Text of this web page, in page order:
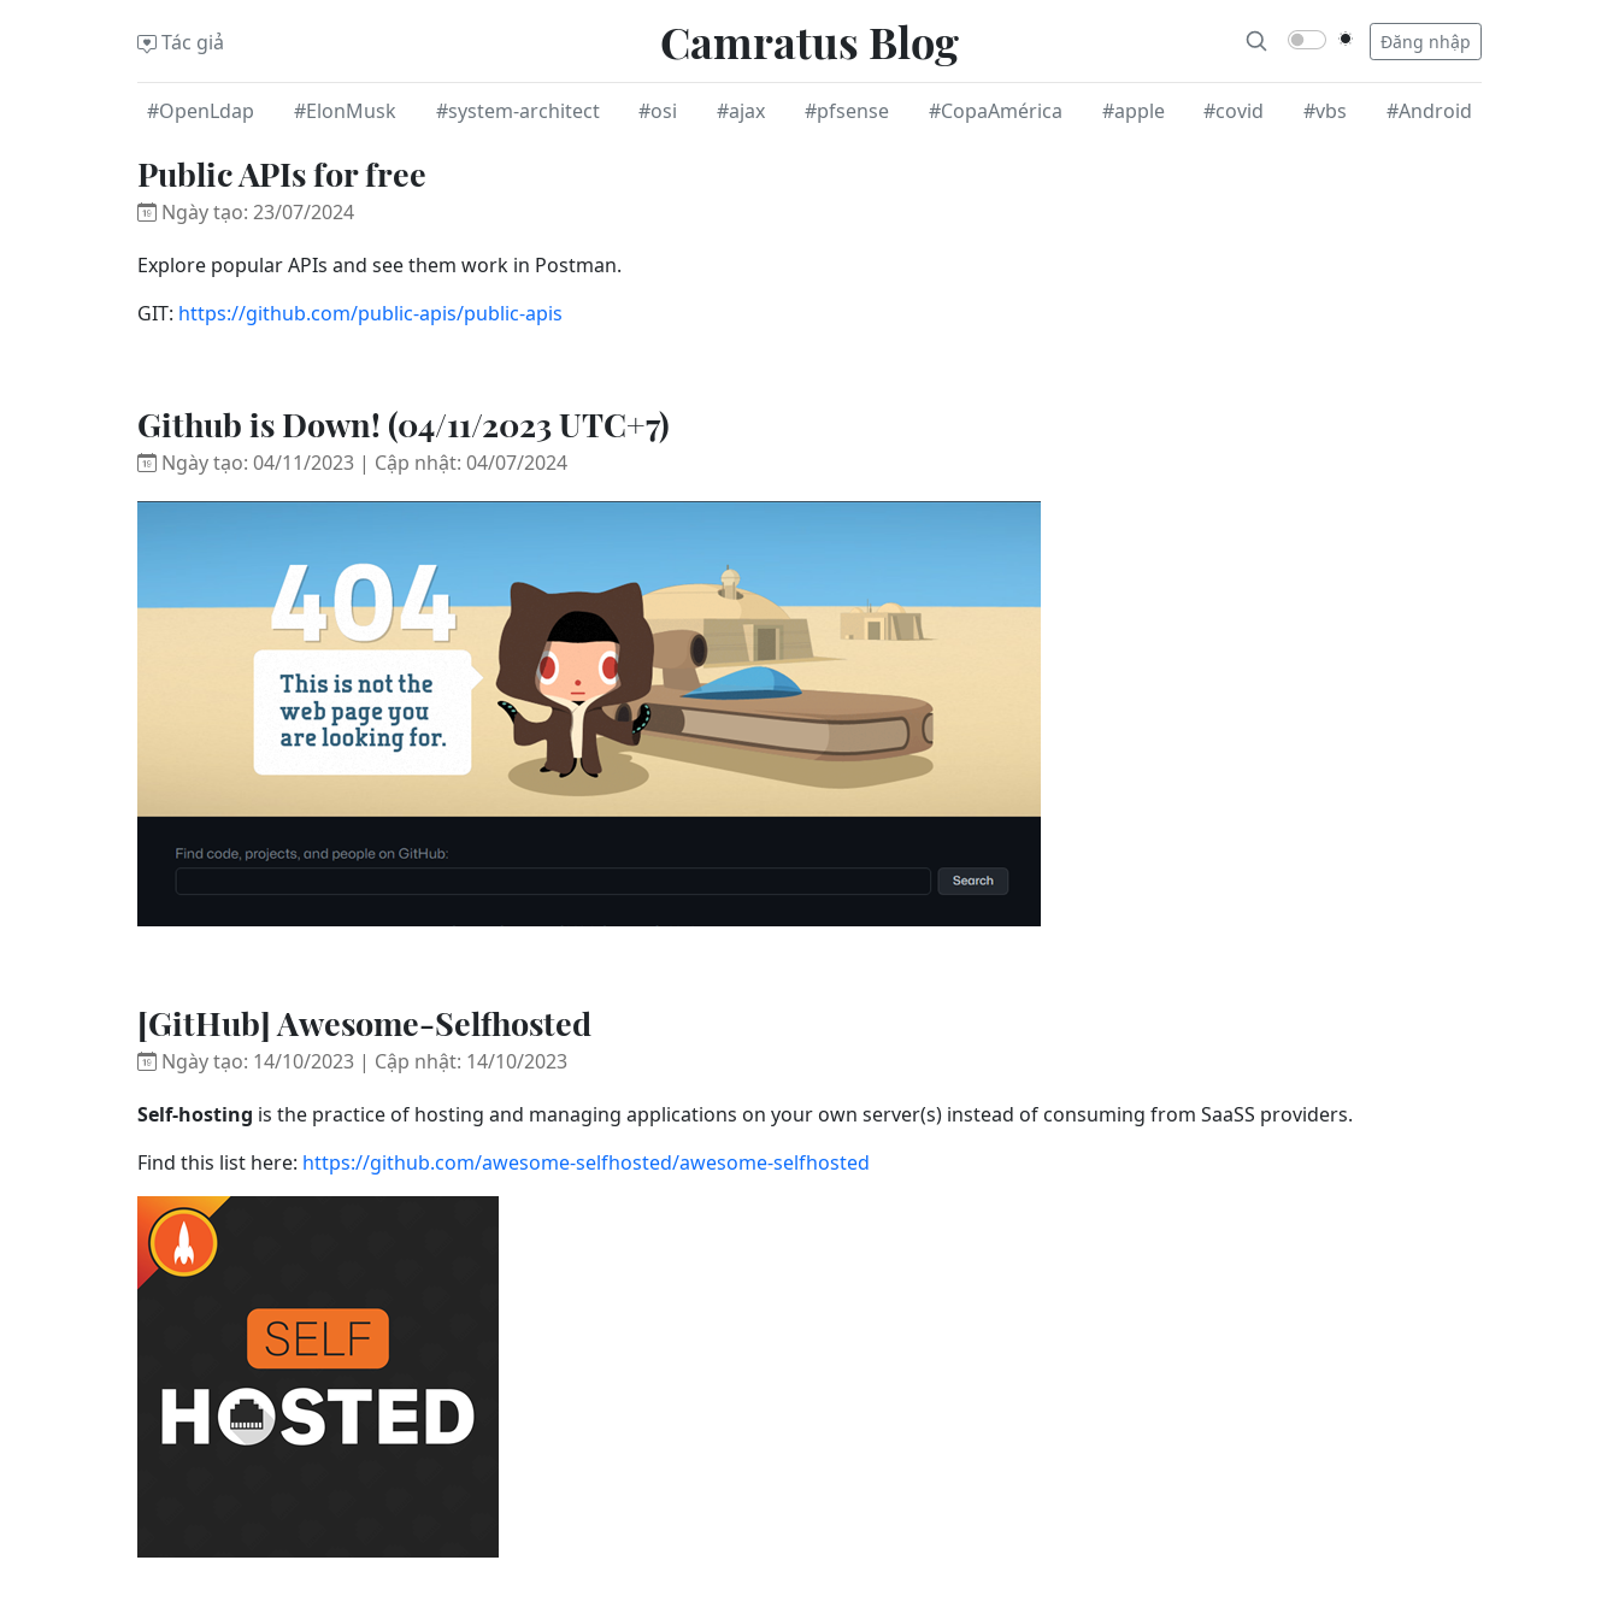
Tác giả Camratus Blog Đăng nhập
#OpenLdap #ElonMusk #system-architect #osi #ajax #pfsense #CopaAmérica #apple #covid #vbs #Android
Public APIs for free
Ngày tạo: 23/07/2024
Explore popular APIs and see them work in Postman.
GIT: https://github.com/public-apis/public-apis
Github is Down! (04/11/2023 UTC+7)
Ngày tạo: 04/11/2023 | Cập nhật: 04/07/2024
[GitHub] Awesome-Selfhosted
Ngày tạo: 14/10/2023 | Cập nhật: 14/10/2023
Self-hosting is the practice of hosting and managing applications on your own server(s) instead of consuming from SaaSS providers.
Find this list here: https://github.com/awesome-selfhosted/awesome-selfhosted